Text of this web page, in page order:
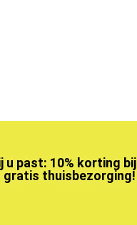
u past: 10% korting bij
gratis thuisbezorging!